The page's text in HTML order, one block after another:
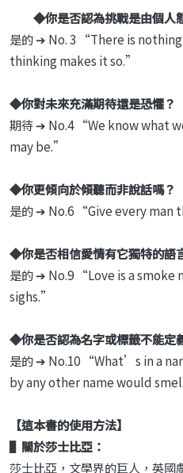
◆你是否認為挑戰是由個人
是的 ➔ No. 3 “There is
thinking makes it so.”
◆你對未來充滿期待還是恐懼？
期待 ➔ No.4 “We know what
may be.”
◆你更傾向於傾聽而非說話嗎？
是的 ➔ No.6 “Give every man
◆你是否相信愛情有它獨特的語
是的 ➔ No.9 “Love is a
sighs.”
◆你是否認為名字或標籤不能定
是的 ➔ No.10 “What’s in a
by any other name would
【這本書的使用方法】
▌關於莎士比亞：
莎士比亞，文學界的巨人，英國